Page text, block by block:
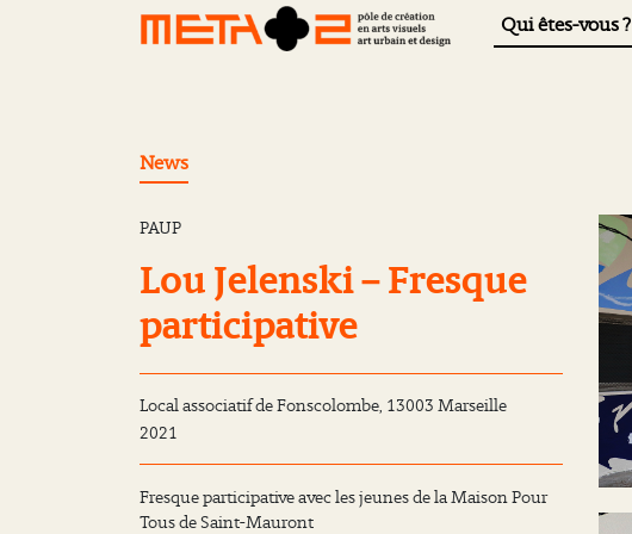
Qui êtes-vous ?
News
PAUP
Lou Jelenski – Fresque
participative
Local associatif de Fonscolombe, 13003 Marseille
2021
Fresque participative avec les jeunes de la Maison Pour
Tous de Saint-Mauront